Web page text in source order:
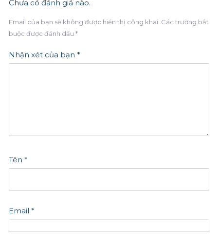
Chưa có đánh giá nào.
Email của bạn sẽ không được hiển thị công khai. Các trường bắt
buộc được đánh dấu *
Nhận xét của bạn *
Tên *
Email *